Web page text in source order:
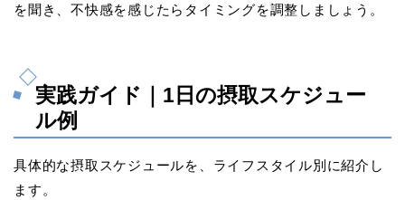
を聞き、不快感を感じたらタイミングを調整しましょう。
実践ガイド｜1日の摂取スケジュー
ル例
具体的な摂取スケジュールを、ライフスタイル別に紹介し
ます。